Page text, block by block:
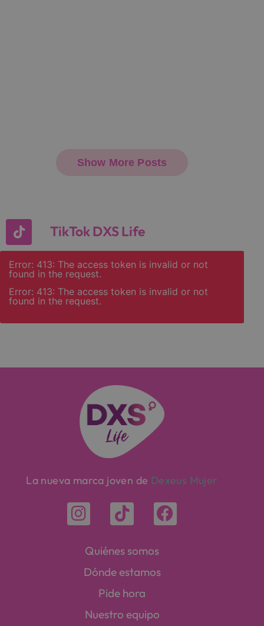
TikTok DXS Life
Error: 413: The access token is invalid or not
found in the request.
Error: 413: The access token is invalid or not
found in the request.
La nueva marca joven de Dexeus Mujer
Quiénes somos
Dónde estamos
Pide hora
Nuestro equipo